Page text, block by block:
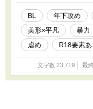
ず、そ
な中、
中立を
と三大
を決め
合でき
とカイ
イーシ
あった
攻め
BL 年下攻め
美形×平凡
暴力
虐め
R18要素あ
文字数 23,719 最